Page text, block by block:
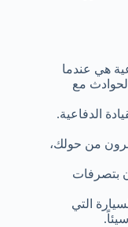
هي عندما
مع
الدفاعية.
من حولك،
بتصرفات
السيارة التي